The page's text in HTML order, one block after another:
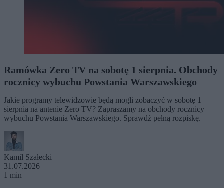
Ramówka Zero TV na sobotę 1 sierpnia. Obchody
rocznicy wybuchu Powstania Warszawskiego
Jakie programy telewidzowie będą mogli zobaczyć w sobotę 1
sierpnia na antenie Zero TV? Zapraszamy na obchody rocznicy
wybuchu Powstania Warszawskiego. Sprawdź pełną rozpiskę.
Kamil Szałecki
31.07.2026
1 min